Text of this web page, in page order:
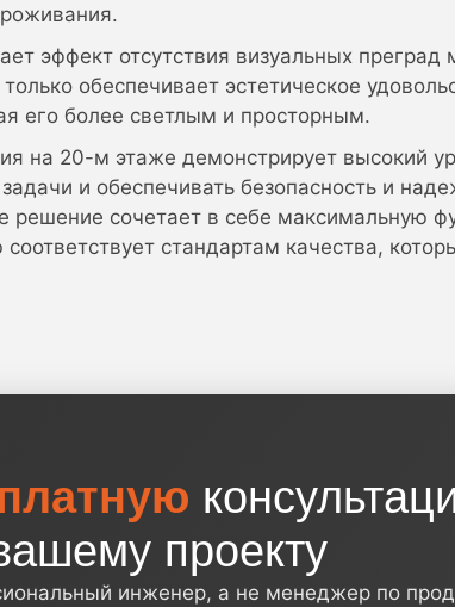
эффект отсутствия визуальных
обеспечивает эстетическое
его более светлым и просторным.
на 20-м этаже демонстрирует высокий
и обеспечивать безопасность и
решение сочетает в себе максимальную
стандартам качества,
проекту
инженер, а не менеджер по